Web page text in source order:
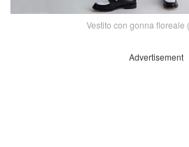
Vestito con gonna floreale
Advertisement